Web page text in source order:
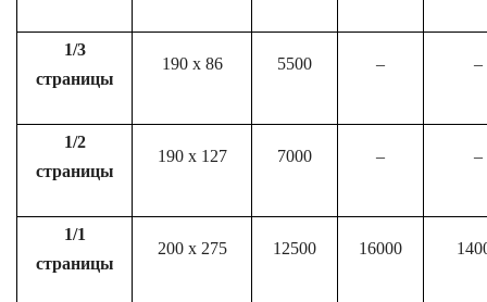
1/3
страницы
190 x 86 5500 – –
1/2
страницы
190 x 127 7000 – –
1/1
страницы
200 x 275 12500 16000